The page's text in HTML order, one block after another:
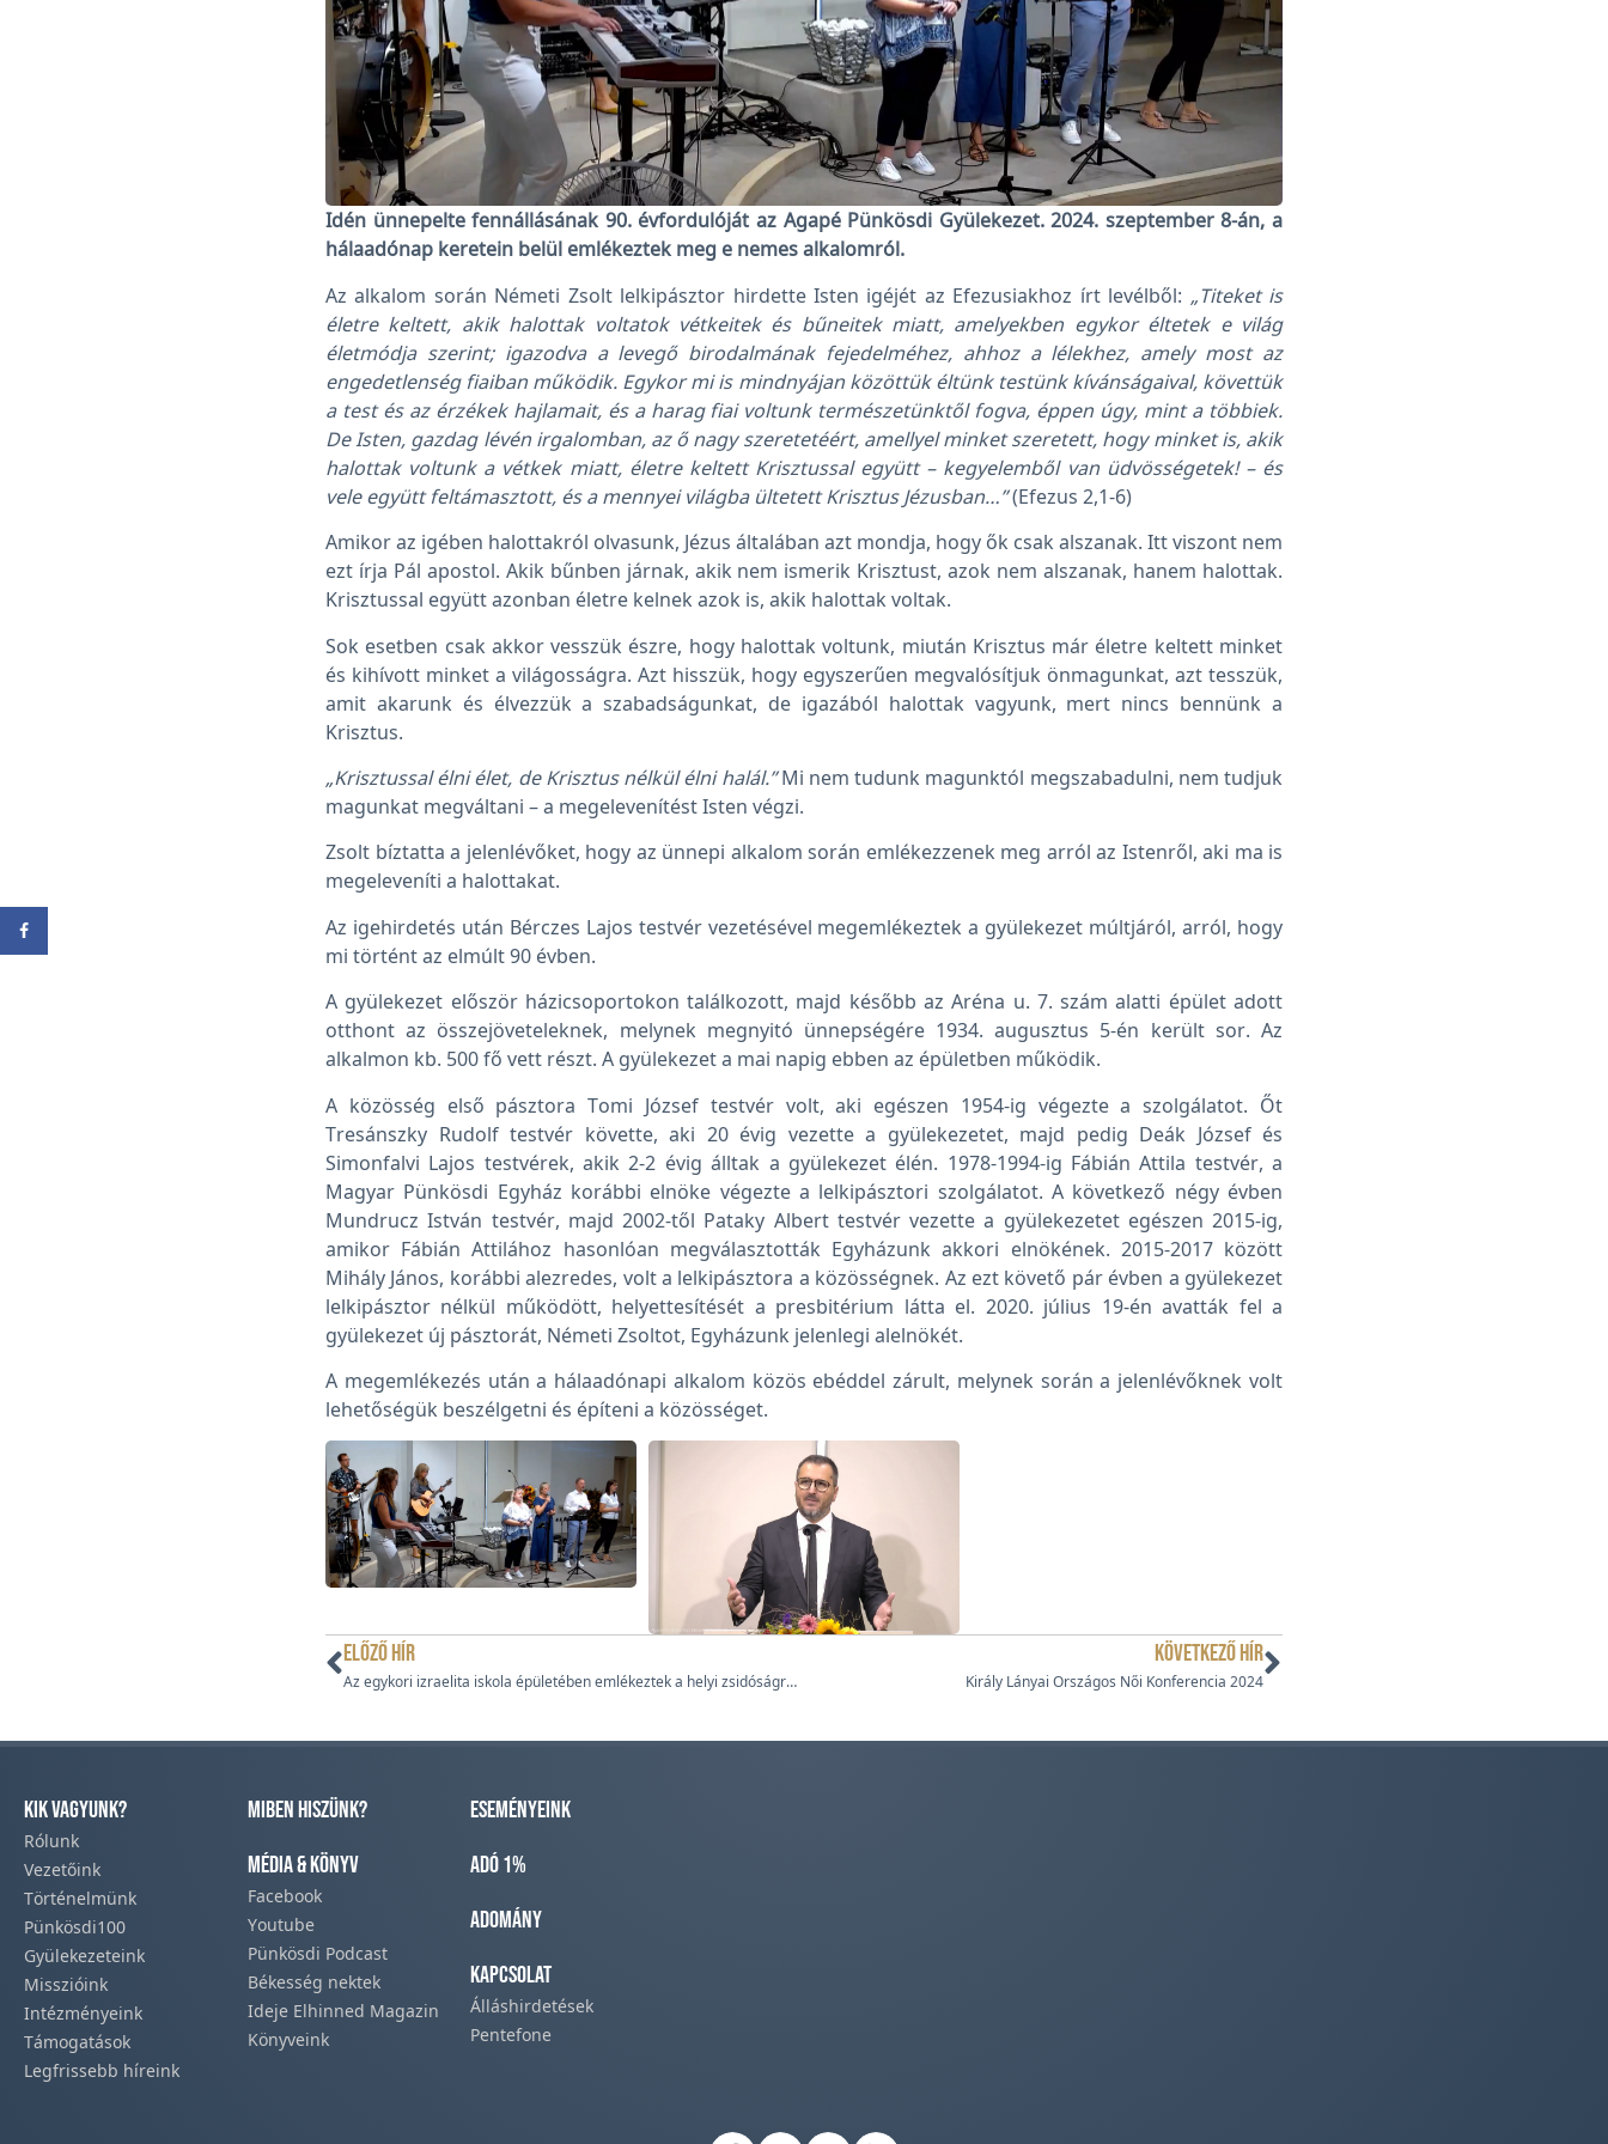
Idén ünnepelte fennállásának 90. évfordulóját az Agapé Pünkösdi Gyülekezet. 2024. szeptember 8-án, a
hálaadónap keretein belül emlékeztek meg e nemes alkalomról.
Az alkalom során Németi Zsolt lelkipásztor hirdette Isten igéjét az Efezusiakhoz írt levélből: „Titeket is
életre keltett, akik halottak voltatok vétkeitek és bűneitek miatt, amelyekben egykor éltetek e világ
életmódja szerint; igazodva a levegő birodalmának fejedelméhez, ahhoz a lélekhez, amely most az
engedetlenség fiaiban működik. Egykor mi is mindnyájan közöttük éltünk testünk kívánságaival, követtük
a test és az érzékek hajlamait, és a harag fiai voltunk természetünktől fogva, éppen úgy, mint a többiek.
De Isten, gazdag lévén irgalomban, az ő nagy szeretetéért, amellyel minket szeretett, hogy minket is, akik
halottak voltunk a vétkek miatt, életre keltett Krisztussal együtt – kegyelemből van üdvösségetek! – és
vele együtt feltámasztott, és a mennyei világba ültetett Krisztus Jézusban…”(Efezus 2,1-6)
Amikor az igében halottakról olvasunk, Jézus általában azt mondja, hogy ők csak alszanak. Itt viszont nem
ezt írja Pál apostol. Akik bűnben járnak, akik nem ismerik Krisztust, azok nem alszanak, hanem halottak.
Krisztussal együtt azonban életre kelnek azok is, akik halottak voltak.
Sok esetben csak akkor vesszük észre, hogy halottak voltunk, miután Krisztus már életre keltett minket
és kihívott minket a világosságra. Azt hisszük, hogy egyszerűen megvalósítjuk önmagunkat, azt tesszük,
amit akarunk és élvezzük a szabadságunkat, de igazából halottak vagyunk, mert nincs bennünk a
Krisztus.
„Krisztussal élni élet, de Krisztus nélkül élni halál.”Mi nem tudunk magunktól megszabadulni, nem tudjuk
magunkat megváltani – a megelevenítést Isten végzi.
Zsolt bíztatta a jelenlévőket, hogy az ünnepi alkalom során emlékezzenek meg arról az Istenről, aki ma is
megeleveníti a halottakat.
Az igehirdetés után Bérczes Lajos testvér vezetésével megemlékeztek a gyülekezet múltjáról, arról, hogy
mi történt az elmúlt 90 évben.
A gyülekezet először házicsoportokon találkozott, majd később az Aréna u. 7. szám alatti épület adott
otthont az összejöveteleknek, melynek megnyitó ünnepségére 1934. augusztus 5-én került sor. Az
alkalmon kb. 500 fő vett részt. A gyülekezet a mai napig ebben az épületben működik.
A közösség első pásztora Tomi József testvér volt, aki egészen 1954-ig végezte a szolgálatot. Őt
Tresánszky Rudolf testvér követte, aki 20 évig vezette a gyülekezetet, majd pedig Deák József és
Simonfalvi Lajos testvérek, akik 2-2 évig álltak a gyülekezet élén. 1978-1994-ig Fábián Attila testvér, a
Magyar Pünkösdi Egyház korábbi elnöke végezte a lelkipásztori szolgálatot. A következő négy évben
Mundrucz István testvér, majd 2002-től Pataky Albert testvér vezette a gyülekezetet egészen 2015-ig,
amikor Fábián Attilához hasonlóan megválasztották Egyházunk akkori elnökének. 2015-2017 között
Mihály János, korábbi alezredes, volt a lelkipásztora a közösségnek. Az ezt követő pár évben a gyülekezet
lelkipásztor nélkül működött, helyettesítését a presbitérium látta el. 2020. július 19-én avatták fel a
gyülekezet új pásztorát, Németi Zsoltot, Egyházunk jelenlegi alelnökét.
A megemlékezés után a hálaadónapi alkalom közös ebéddel zárult, melynek során a jelenlévőknek volt
lehetőségük beszélgetni és építeni a közösséget.
ELŐZŐ HÍR
Az egykori izraelita iskola épületében emlékeztek a helyi zsidóságra Hajdúsámsonban
KÖVETKEZŐ HÍR
Király Lányai Országos Női Konferencia 2024
Kik vagyunk?
Rólunk
Vezetőink
Történelmünk​
Pünkösdi100
Gyülekezeteink​
Misszióink​
Intézményeink
Támogatások
Legfrissebb híreink​
Miben hiszünk?
Média & Könyv
Facebook​
Youtube
Pünkösdi Podcast​
Békesség nektek
Ideje Elhinned Magazin
Könyveink
Eseményeink
Adó 1%
Adomány
Kapcsolat
Álláshirdetések
Pentefone